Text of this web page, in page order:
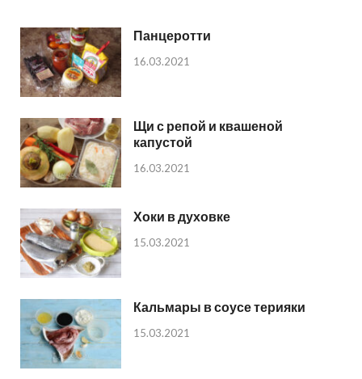
Панцеротти
16.03.2021
Щи с репой и квашеной
капустой
16.03.2021
Хоки в духовке
15.03.2021
Кальмары в соусе терияки
15.03.2021